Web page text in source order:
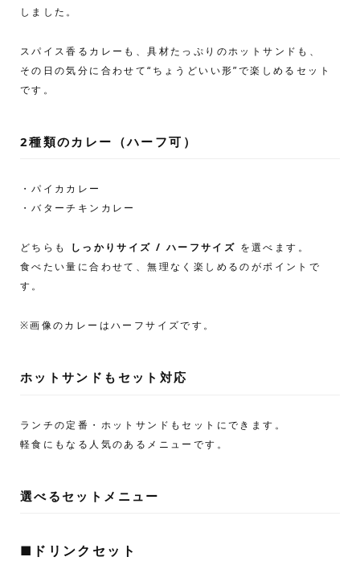
しました。
スパイス香るカレーも、具材たっぷりのホットサンドも、
その日の気分に合わせて“ちょうどいい形”で楽しめるセット
です。
2種類のカレー （ハーフ可）
・パイカカレー
・バターチキンカレー
どちらも しっかりサイズ / ハーフサイズ を選べます。
食べたい量に合わせて、無理なく楽しめるのがポイントで
す。
※画像のカレーはハーフサイズです。
ホットサンドもセット対応
ランチの定番・ホットサンドもセットにできます。
軽食にもなる人気のあるメニューです。
選べるセットメニュー
■ ドリンクセット